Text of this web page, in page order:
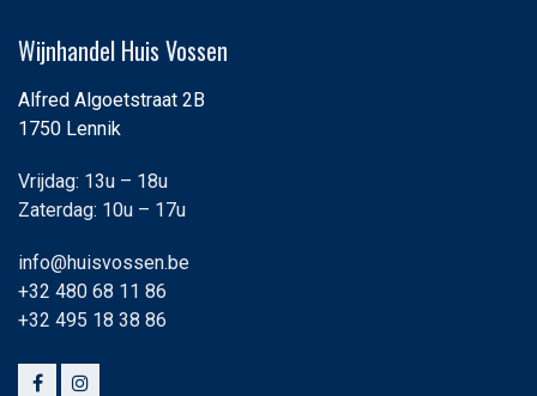
Wijnhandel Huis Vossen
Alfred Algoetstraat 2B
1750 Lennik
Vrijdag: 13u – 18u
Zaterdag: 10u – 17u
info@huisvossen.be
+32 480 68 11 86
+32 495 18 38 86